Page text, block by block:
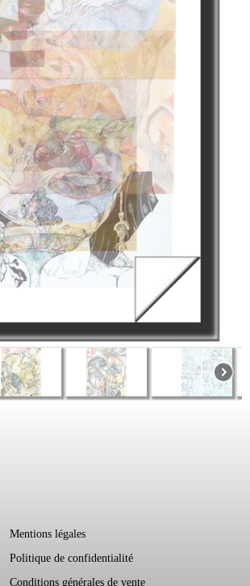
Mentions légales
Politique de confidentialité
Conditions générales de vente